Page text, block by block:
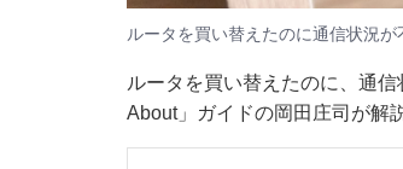
ルータを買い替えたのに通信状況
ルータを買い替えたのに、通
About」ガイドの岡田庄司が解